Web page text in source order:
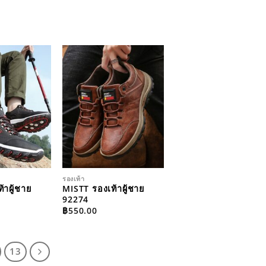
ADD TO
WISHLIST
าผู้ชาย
ADD TO
WISHLIST
รองเท้า
MISTT รองเท้าผู้ชาย
92274
฿550.00
13